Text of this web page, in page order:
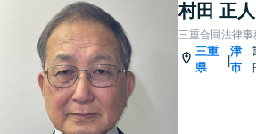
村田 正人
三重合同法律事
三重
県
|
津
市